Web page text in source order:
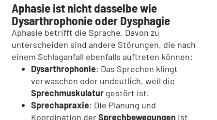
Aphasie ist nicht dasselbe wie
Dysarthrophonie oder Dysphagie
Aphasie betrifft die Sprache. Davon zu
unterscheiden sind andere Störungen, die nach
einem Schlaganfall ebenfalls auftreten können:
Dysarthrophonie: Das Sprechen klingt
verwaschen oder undeutlich, weil die
Sprechmuskulatur gestört ist.
Sprechapraxie: Die Planung und
Koordination derSprechbewegungen ist